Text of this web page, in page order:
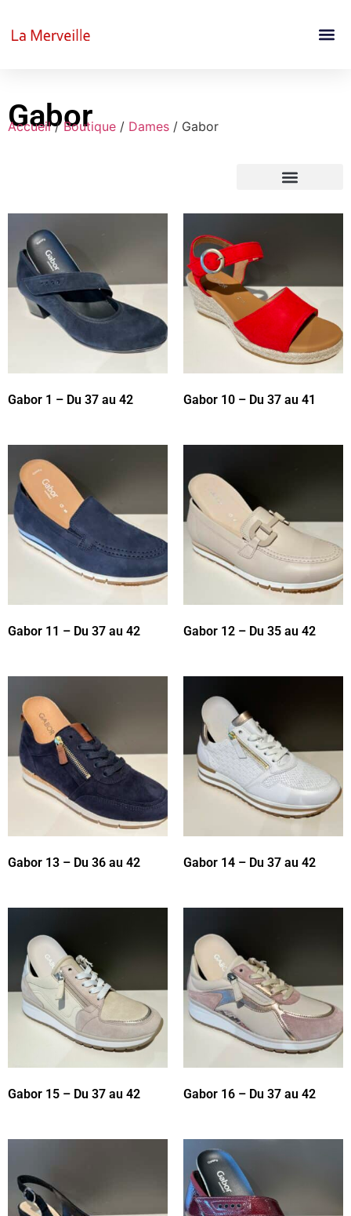
Gabor
Accueil/Boutique / Dames / Gabor
Gabor 1 – Du 37 au 42 Gabor 10 – Du 37 au 41
Gabor 11 – Du 37 au 42 Gabor 12 – Du 35 au 42
Gabor 13 – Du 36 au 42 Gabor 14 – Du 37 au 42
Gabor 15 – Du 37 au 42 Gabor 16 – Du 37 au 42